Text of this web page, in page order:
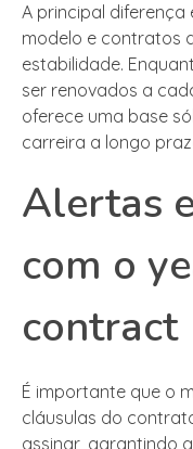
A principal
modelo e contratos
estabilidade.
ser renovados a
oferece uma base
carreira a longo
Alertas
com o
contract
É importante que o
cláusulas do
assinar, garantindo